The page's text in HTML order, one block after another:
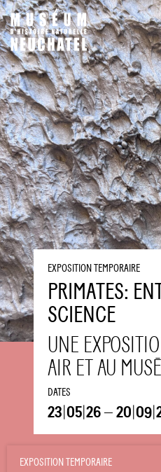
EXPOSITION TEMPORAIRE
PRIMATES:
SCIENCE
UNE
AIR ET AU
DATES
23|05|26—20|09|
EXPOSITION TEMPORAIRE